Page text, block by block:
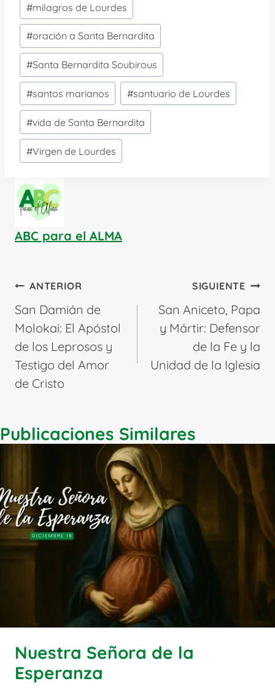
#milagros de Lourdes
#oración a Santa Bernardita
#Santa Bernardita Soubirous
#santos marianos #santuario de Lourdes
#vida de Santa Bernardita
#Virgen de Lourdes
ABC para el ALMA
Navegación
de
entradas
ANTERIOR
San Damián de
Molokai: El Apóstol
de los Leprosos y
Testigo del Amor
de Cristo
SIGUIENTE
San Aniceto, Papa
y Mártir: Defensor
de la Fe y la
Unidad de la Iglesia
Publicaciones Similares
Nuestra Señora de la
Esperanza